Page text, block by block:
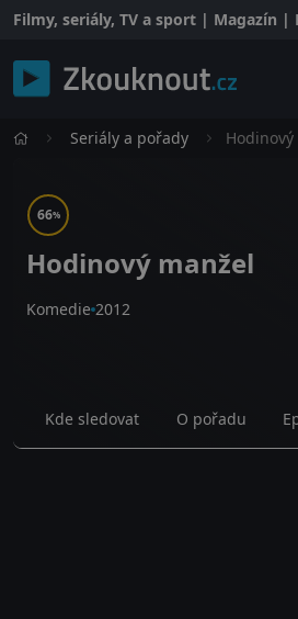
Filmy, seriály, TV a sport | Magazín |
Seriály a pořady
66%
Hodinový manžel
Komedie 2012
Kde sledovat O pořadu